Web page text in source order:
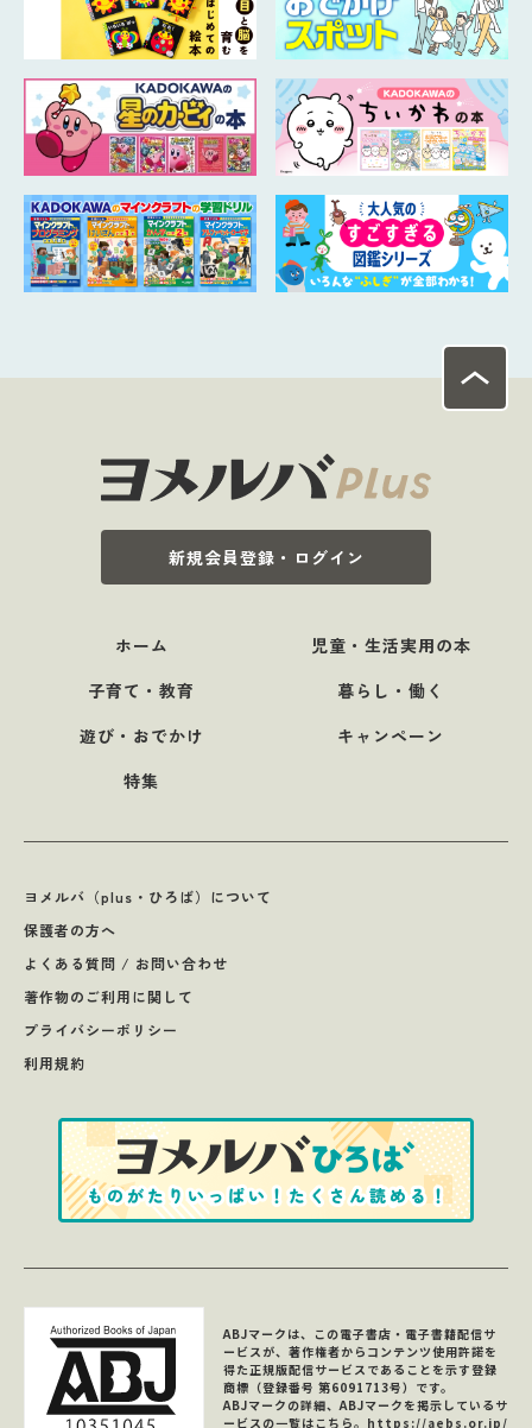
新規会員登録・ログイン
ホーム
児童・生活実用の本
子育て・教育
暮らし・働く
遊び・おでかけ
キャンペーン
特集
ヨメルバ（plus・ひろば）について
保護者の方へ
よくある質問 / お問い合わせ
著作物のご利用に関して
プライバシーポリシー
利用規約
ABJマークは、この電子書店・電子書籍配信サ
ービスが、著作権者からコンテンツ使用許諾を
得た正規版配信サービスであることを示す登録
商標（登録番号 第6091713号）です。
ABJマークの詳細、ABJマークを掲示しているサ
ービスの一覧はこちら。 https://aebs.or.jp/